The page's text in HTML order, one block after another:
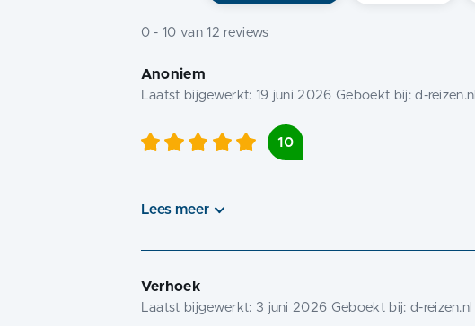
0 - 10 van 12 reviews
Anoniem
Laatst bijgewerkt: 19 juni 2026 Geboekt bij:d-reizen.nl
10
Lees meer
Verhoek
Laatst bijgewerkt: 3 juni 2026 Geboekt bij: d-reizen.nl